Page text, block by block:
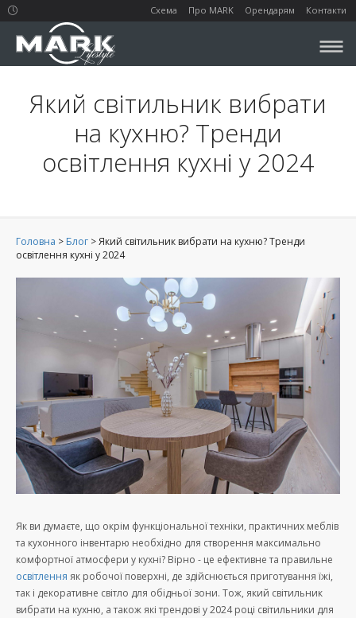
Схема Про MARK Орендарям Контакти
Який світильник вибрати
на кухню? Тренди
освітлення кухні у 2024
Головна > Блог >Який світильник вибрати на кухню? Тренди
освітлення кухні у 2024
Як ви думаєте, що окрім функціональної техніки, практичних меблів
та кухонного інвентарю необхідно для створення максимально
комфортної атмосфери у кухні? Вірно - це ефективне та правильне
освітлення як робочої поверхні, де здійснюється приготування їжі,
так і декоративне світло для обідньої зони. Тож, який світильник
вибрати на кухню, а також які трендові у 2024 році світильники для